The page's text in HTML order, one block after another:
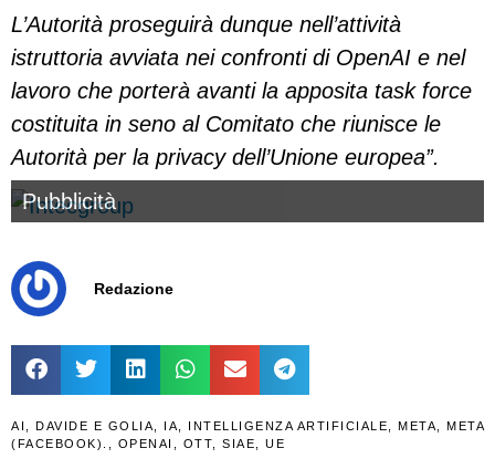
L’Autorità proseguirà dunque nell’attività
istruttoria avviata nei confronti di OpenAI e nel
lavoro che porterà avanti la apposita task force
costituita in seno al Comitato che riunisce le
Autorità per la privacy dell’Unione europea”.
Pubblicità
Redazione
AI DAVIDE E GOLIA IA INTELLIGENZA ARTIFICIALE META
META
(FACEBOOK).
OPENAI OTT SIAE UE